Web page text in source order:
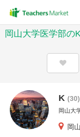
岡山大学医学部の
K
岡山大
岡